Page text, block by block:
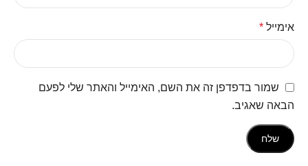
אימייל *
שמור בדפדפן זה את השם, האימייל והאתר שלי לפעם
הבאה שאגיב.